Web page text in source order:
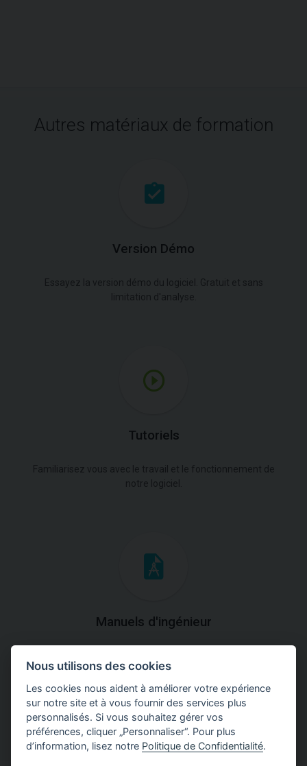
Autres matériaux de formation
Version Démo
Essayez la version démo du logiciel. Gratuit et sans
limitation d'analyse.
Tutoriels
Familiarisez vous avec le travail et le fonctionnement de
notre logiciel.
Manuels d'ingénieur
théoriques et pratiques du fonctionnement des
programmes.
Nous utilisons des cookies
Les cookies nous aident à améliorer votre expérience
sur notre site et à vous fournir des services plus
personnalisés. Si vous souhaitez gérer vos
préférences, cliquer „Personnaliser“. Pour plus
d’information, lisez notre Politique de Confidentialité.